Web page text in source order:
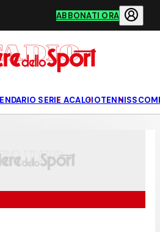
ABBONATI ORA
SERIE ACALCIOTENNIS